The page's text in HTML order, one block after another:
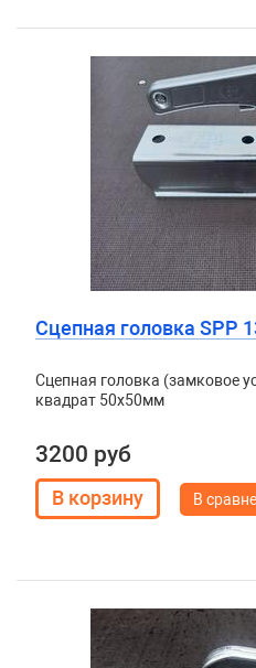
Сцепная головка SPP
Сцепная головка (замковое
квадрат 50х50мм
3200 руб
В